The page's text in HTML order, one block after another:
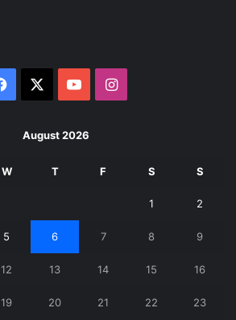
Facebook YouTubeInstagram
August 2026
W T F S S
1 2
5 6 7 8 9
12 13 14 15 16
19 20 21 22 23